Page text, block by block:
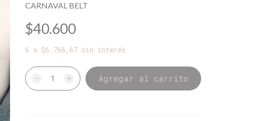
CARNAVAL BELT
$40.600
6 x $6.766,67 sin interés